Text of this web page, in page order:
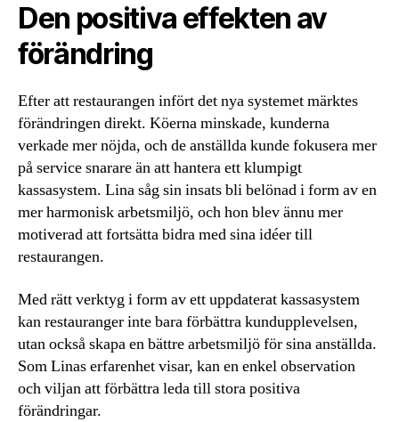
Den positiva effekten av
förändring
Efter att restaurangen infört det nya systemet märktes
förändringen direkt. Köerna minskade, kunderna
verkade mer nöjda, och de anställda kunde fokusera mer
på service snarare än att hantera ett klumpigt
kassasystem. Lina såg sin insats bli belönad i form av en
mer harmonisk arbetsmiljö, och hon blev ännu mer
motiverad att fortsätta bidra med sina idéer till
restaurangen.
Med rätt verktyg i form av ett uppdaterat kassasystem
kan restauranger inte bara förbättra kundupplevelsen,
utan också skapa en bättre arbetsmiljö för sina anställda.
Som Linas erfarenhet visar, kan en enkel observation
och viljan att förbättra leda till stora positiva
förändringar.